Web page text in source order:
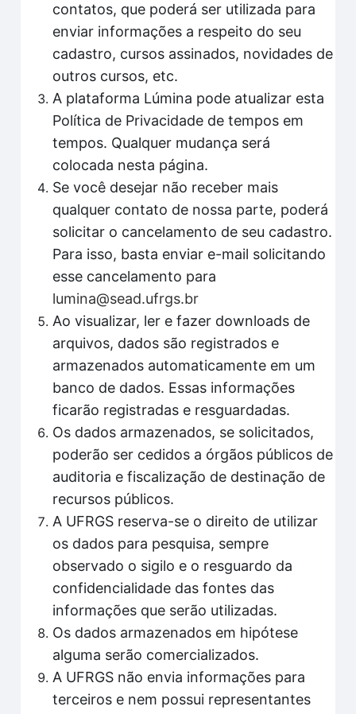
contatos, que poderá ser utilizada para
enviar informações a respeito do seu
cadastro, cursos assinados, novidades de
outros cursos, etc.
A plataforma Lúmina pode atualizar esta
Política de Privacidade de tempos em
tempos. Qualquer mudança será
colocada nesta página.
Se você desejar não receber mais
qualquer contato de nossa parte, poderá
solicitar o cancelamento de seu cadastro.
Para isso, basta enviar e-mail solicitando
esse cancelamento para
lumina@sead.ufrgs.br
Ao visualizar, ler e fazer downloads de
arquivos, dados são registrados e
armazenados automaticamente em um
banco de dados. Essas informações
ficarão registradas e resguardadas.
Os dados armazenados, se solicitados,
poderão ser cedidos a órgãos públicos de
auditoria e fiscalização de destinação de
recursos públicos.
A UFRGS reserva-se o direito de utilizar
os dados para pesquisa, sempre
observado o sigilo e o resguardo da
confidencialidade das fontes das
informações que serão utilizadas.
Os dados armazenados em hipótese
alguma serão comercializados.
A UFRGS não envia informações para
terceiros e nem possui representantes